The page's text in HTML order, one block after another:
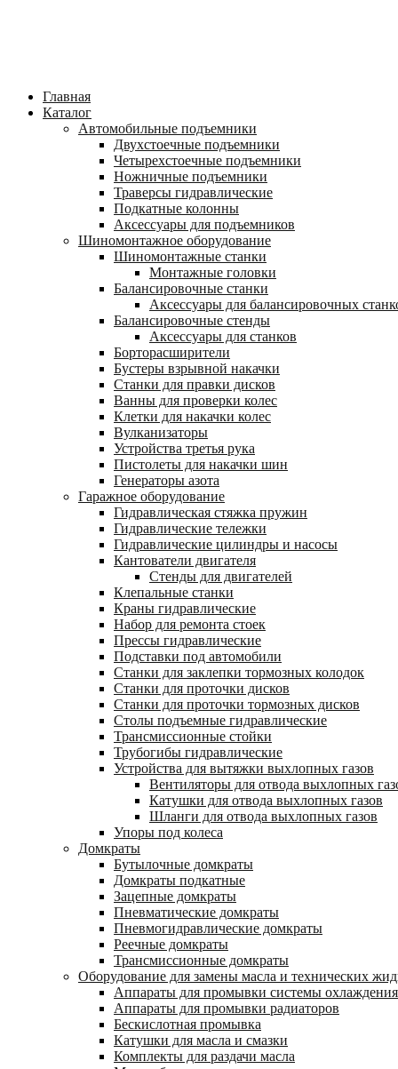
Главная
Каталог
Автомобильные подъемники
Двухстоечные подъемники
Четырехстоечные подъемники
Ножничные подъемники
Траверсы гидравлические
Подкатные колонны
Аксессуары для подъемников
Шиномонтажное оборудование
Шиномонтажные станки
Монтажные головки
Балансировочные станки
Аксессуары для балансировочных
Балансировочные стенды
Аксессуары для станков
Борторасширители
Бустеры взрывной накачки
Станки для правки дисков
Ванны для проверки колес
Клетки для накачки колес
Вулканизаторы
Устройства третья рука
Пистолеты для накачки шин
Генераторы азота
Гаражное оборудование
Гидравлическая стяжка пружин
Гидравлические тележки
Гидравлические цилиндры и насосы
Кантователи двигателя
Стенды для двигателей
Клепальные станки
Краны гидравлические
Набор для ремонта стоек
Прессы гидравлические
Подставки под автомобили
Станки для заклепки тормозных колодок
Станки для проточки дисков
Станки для проточки тормозных дисков
Столы подъемные гидравлические
Трансмиссионные стойки
Трубогибы гидравлические
Устройства для вытяжки выхлопных газов
Вентиляторы для отвода выхлопных
Катушки для отвода выхлопных газов
Шланги для отвода выхлопных газов
Упоры под колеса
Домкраты
Бутылочные домкраты
Домкраты подкатные
Зацепные домкраты
Пневматические домкраты
Пневмогидравлические домкраты
Реечные домкраты
Трансмиссионные домкраты
Оборудование для замены масла и технических
Аппараты для промывки системы охлаждения
Аппараты для промывки радиаторов
Бескислотная промывка
Катушки для масла и смазки
Комплекты для раздачи масла